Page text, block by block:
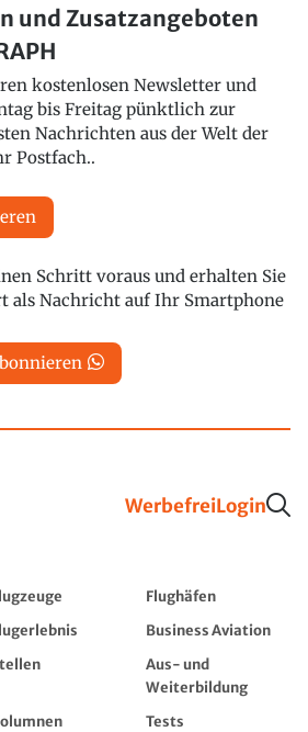
und Zusatzangeboten
kostenlosen Newsletter und
bis Freitag pünktlich zur
Nachrichten aus der Welt der
Postfach..
Schritt voraus und erhalten Sie
als Nachricht auf Ihr Smartphone
WerbefreiLogin
Flughäfen
Business Aviation
Aus- und
Weiterbildung
Tests